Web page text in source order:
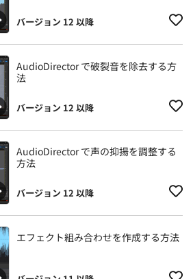
バージョン 12 以降
AudioDirector で破裂音を除去する方
法
バージョン 12 以降
AudioDirector で声の抑揚を調整する
方法
バージョン 12 以降
エフェクト組み合わせを作成する方法